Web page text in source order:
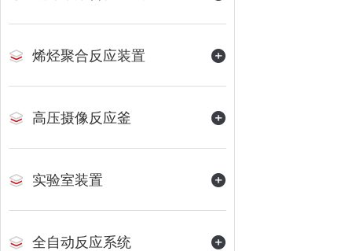
烯烃聚合反应装置
高压摄像反应釜
实验室装置
全自动反应系统